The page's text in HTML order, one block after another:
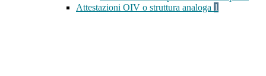
Attestazioni OIV o struttura analoga 1